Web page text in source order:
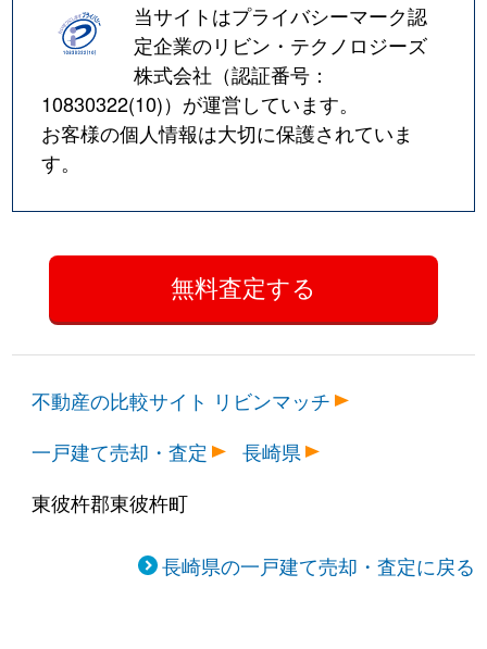
当サイトはプライバシーマーク認
定企業のリビン・テクノロジーズ
株式会社（認証番号：
10830322(10)）が運営しています。
お客様の個人情報は大切に保護されていま
す。
不動産の比較サイト リビンマッチ
一戸建て売却・査定
長崎県
東彼杵郡東彼杵町
長崎県の一戸建て売却・査定に戻る